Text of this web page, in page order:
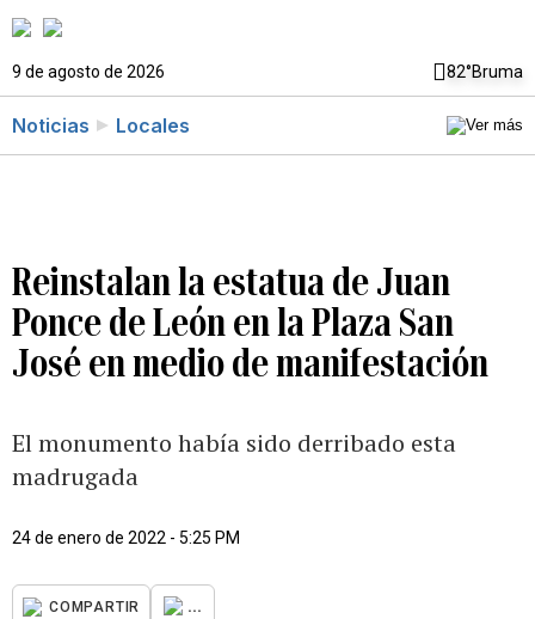
9 de agosto de 2026 82°Bruma
Noticias Locales
Reinstalan la estatua de Juan
Ponce de León en la Plaza San
José en medio de manifestación
El monumento había sido derribado esta
madrugada
24 de enero de 2022 - 5:25 PM
COMPARTIR ...